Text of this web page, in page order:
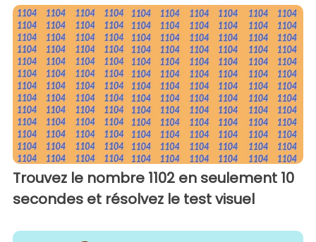
Trouvez le nombre 1102 en seulement 10
secondes et résolvez le test visuel